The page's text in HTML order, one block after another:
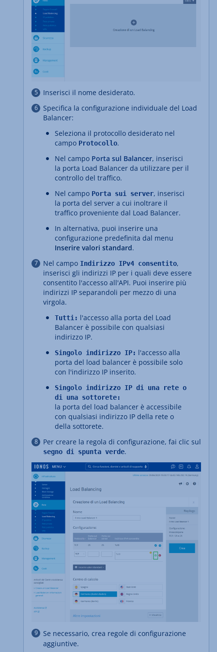
Inserisci il nome desiderato.
Specifica la configurazione individuale del Load
Balancer:
Seleziona il protocollo desiderato nel
campo Protocollo.
Nel campo Porta sul Balancer, inserisci
la porta Load Balancer da utilizzare per il
controllo del traffico.
Nel campo Porta sui server, inserisci
la porta del server a cui inoltrare il
traffico proveniente dal Load Balancer.
In alternativa, puoi inserire una
configurazione predefinita dal menu
Inserire valori standard.
Nel campo Indirizzo IPv4 consentito,
inserisci gli indirizzi IP per i quali deve essere
consentito l'accesso all'API. Puoi inserire più
indirizzi IP separandoli per mezzo di una
virgola.
Tutti: l'accesso alla porta del Load
Balancer è possibile con qualsiasi
indirizzo IP.
Singolo indirizzo IP: l'accesso alla
porta del load balancer è possibile solo
con l'indirizzo IP inserito.
Singolo indirizzo IP di una rete o
di una sottorete:
la porta del load balancer è accessibile
con qualsiasi indirizzo IP della rete o
della sottorete.
Per creare la regola di configurazione, fai clic sul
segno di spunta verde.
Se necessario, crea regole di configurazione
aggiuntive.